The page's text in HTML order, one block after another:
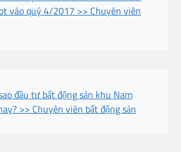
vào quý 4/2017 >> Chuyên viên
đầu tư bất động sản khu Nam
>> Chuyên viên bất động sản